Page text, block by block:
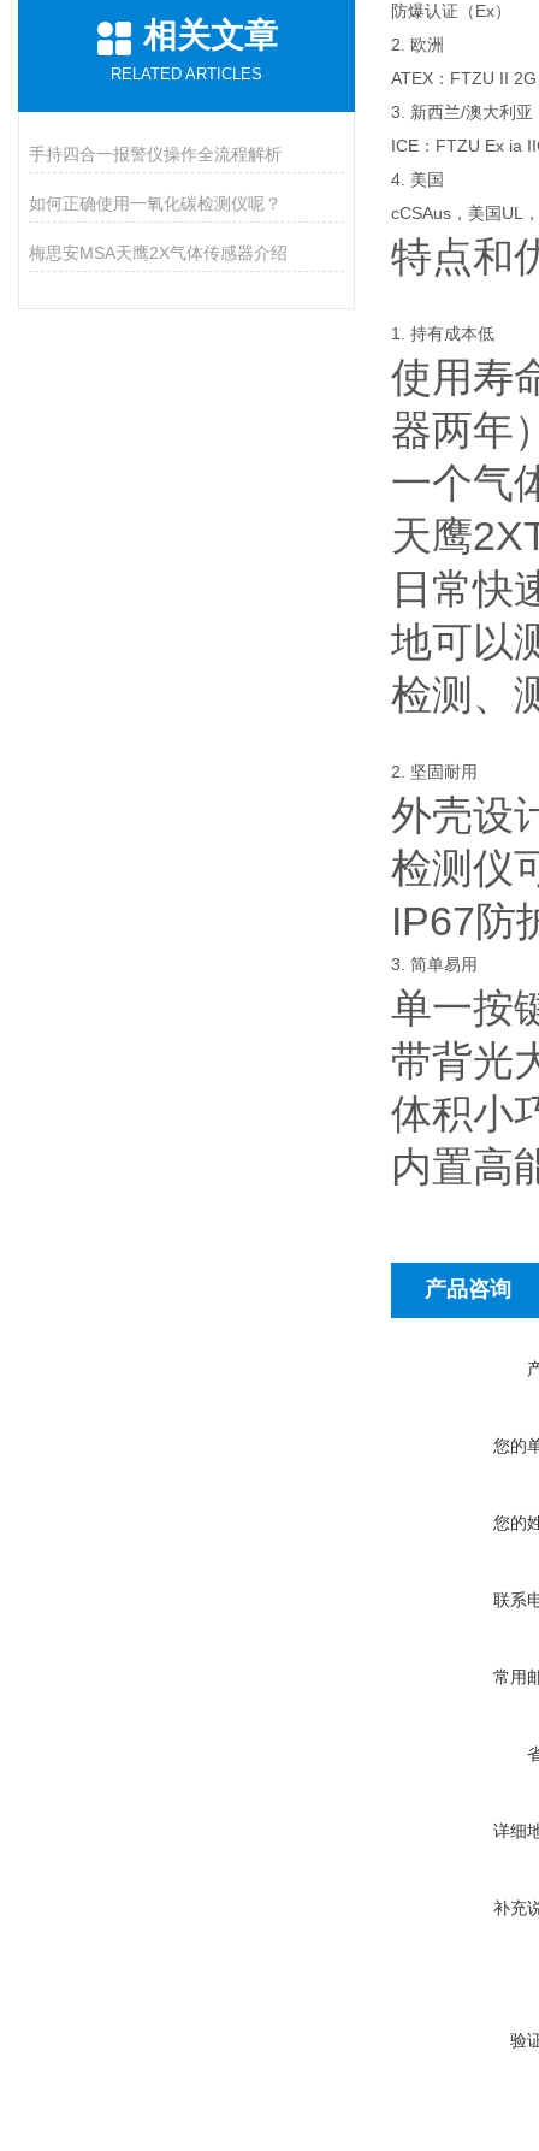
相关文章
RELATED ARTICLES
手持四合一报警仪操作全流程解析
如何正确使用一氧化碳检测仪呢？
梅思安MSA天鹰2X气体传感器介绍
防爆认证（Ex）
2. 欧洲
ATEX：FTZU II
3. 新西兰/澳大利亚
ICE：FTZU Ex ia
4. 美国
cCSAus，美国UL
特点和
1. 持有成本低
使用寿
器两年
一个气
天鹰
日常快
地可以
检测、
2. 坚固耐用
外壳设
检测仪
IP67防
3. 简单易用
单一按
带背光
体积小
内置高
产品咨询
您的
您的
联系
常用
详细
补充
验